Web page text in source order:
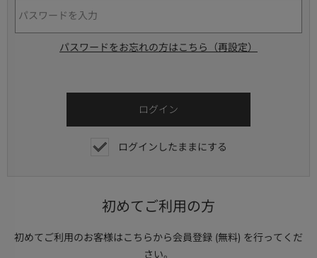
パスワードをお忘れの方はこちら（再設定）
ログインしたままにする
初めてご利用の方
初めてご利用のお客様はこちらから会員登録 (無料) を行ってくだ
さい。